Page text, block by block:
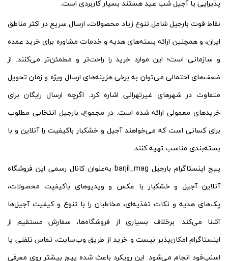
پذیرایی یا آجیل شب عید هستند بسیار کاربردی است.
نقاط قوت بارجیل شامل تنوع زیاد محصولات، ارسال سریع در اکثر مناطق
ایران، و همچنین ارائه بسته‌های هدیه و خدمات مشاوره برای خرید عمده
و سازمانی است؛ این موارد خرید را راحت‌تر و مطمئن‌تر می‌کنند. از
ضعف‌های احتمالی می‌توان به برخی هزینه‌های ارسال ویژه و زمان تحویل
متفاوت در شهرهای غیرتهرانی اشاره کرد. اگرچه ارسال رایگان برای
خریدهای معمولی ارائه شده است. در مجموع، بارجیل انتخابی مطلوب
برای کسانی است که می‌خواهند آجیل و خشکبار باکیفیت را آنلاین و با
بسته‌بندی مناسب تهیه کنند.
پیج اینستاگرام بارجیل barjil_mag به‌عنوان کانال رسمی این فروشگاه
آنلاین آجیل و خشکبار با عکس و ویدیوهای باکیفیت محصولات،
پک‌های هدیه و نکات تغذیه‌ای، مخاطبان را با تنوع و کیفیت آجیل‌ها
آشنا می‌کند. برخلاف بسیاری از فروشگاه‌ها، سفارش مستقیم از
اینستاگرام امکان‌پذیر نیست و خرید از طریق وب‌سایت، تماس تلفنی یا
اسنپ‌فود انجام می‌شود. این رویکرد باعث شده پیج بیشتر روی معرفی